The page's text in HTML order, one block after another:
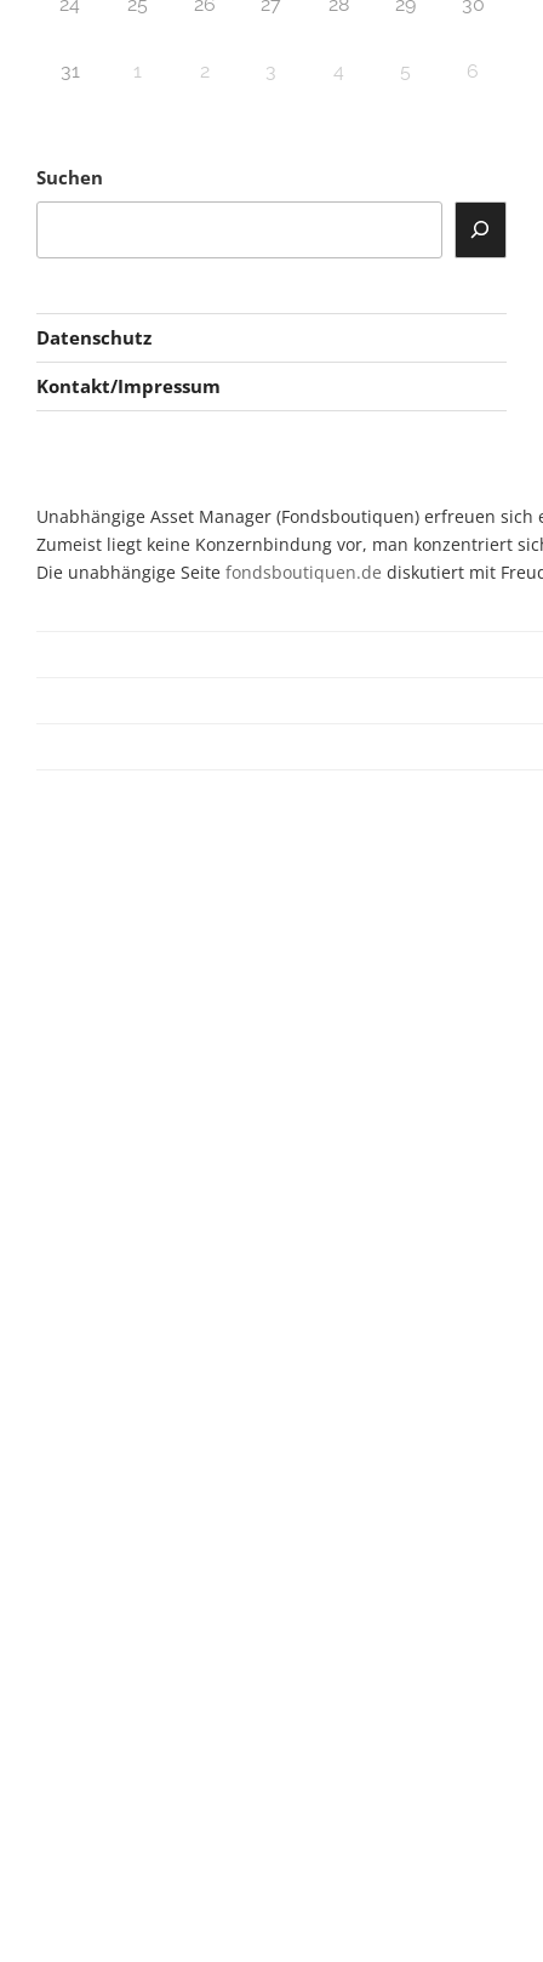
31 1 2 3 4 5 6
Suchen
Datenschutz
Kontakt/Impressum
Unabhängige Asset Manager (Fondsboutiquen) erfreuen
Zumeist liegt keine Konzernbindung vor, man konzentriert
Die unabhängige Seite fondsboutiquen.de diskutiert mit